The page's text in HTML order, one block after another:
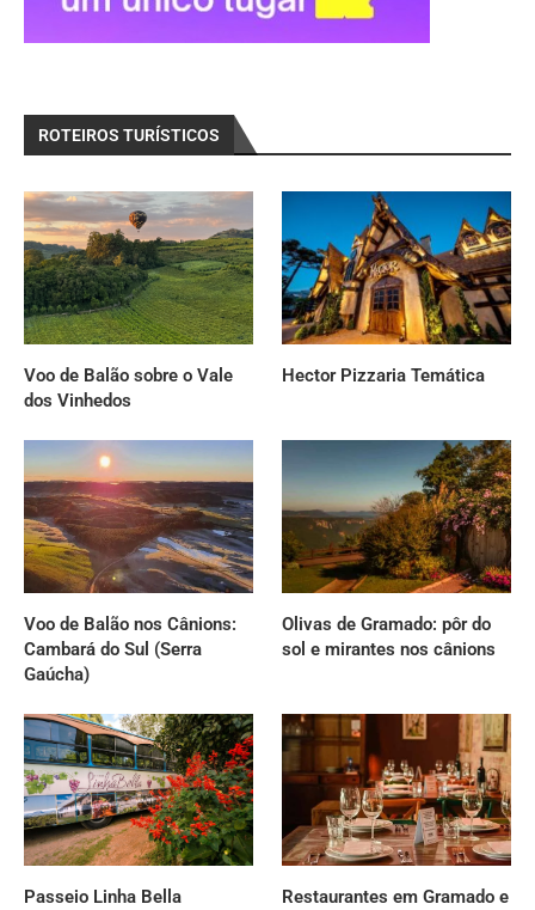
ROTEIROS TURÍSTICOS
Voo de Balão sobre o Vale
dos Vinhedos
Hector Pizzaria Temática
Voo de Balão nos Cânions:
Cambará do Sul (Serra
Gaúcha)
Olivas de Gramado: pôr do
sol e mirantes nos cânions
Passeio Linha Bella
Restaurantes em Gramado e